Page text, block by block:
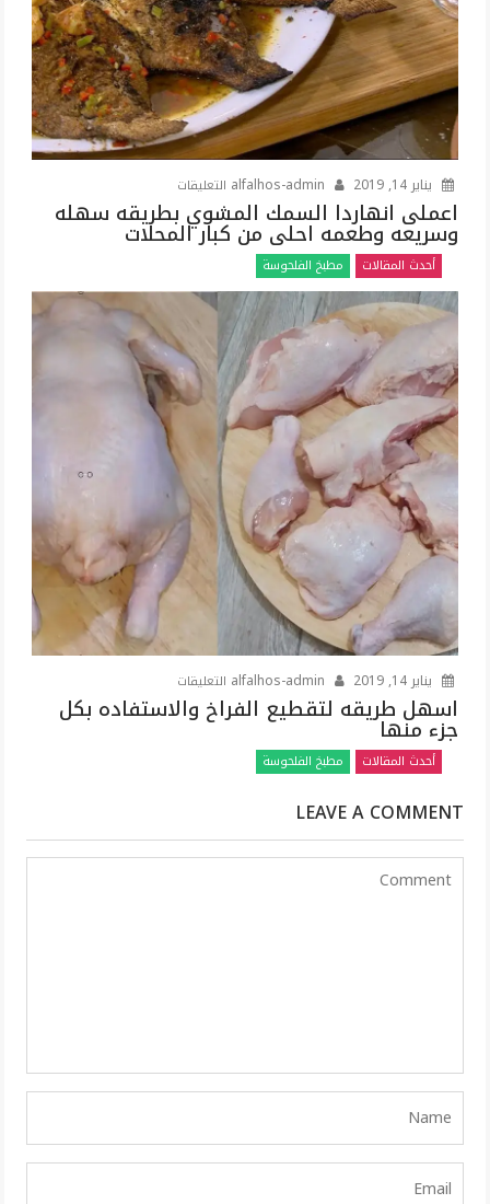
يناير 14, 2019 التعليقات
اعملى
انهاردا
بطريقه
سهله
وسريعه
وطعمه
احلى
من
كبار
المحلات
مغلقة
اعملى انهاردا السمك المشوي بطريقه سهله
وسريعه وطعمه احلى من كبار المحلات
أحدث المقالات مطبخ الفلحوسة
يناير 14, 2019 التعليقات
اسهل
جزء
اسهل طريقه لتقطيع الفراخ والاستفاده بكل
جزء منها
أحدث المقالات مطبخ الفلحوسة
LEAVE A COMMENT